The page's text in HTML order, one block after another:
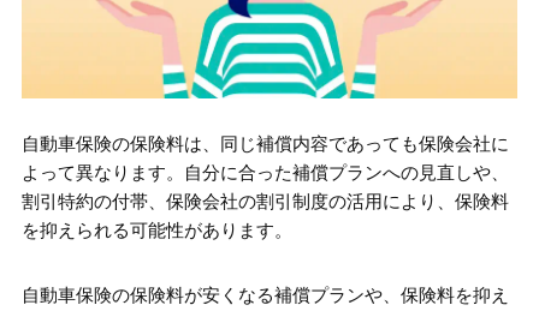
自動車保険の保険料は、同じ補償内容であっても保険会社に
よって異なります。自分に合った補償プランへの見直しや、
割引特約の付帯、保険会社の割引制度の活用により、保険料
を抑えられる可能性があります。
自動車保険の保険料が安くなる補償プランや、保険料を抑え